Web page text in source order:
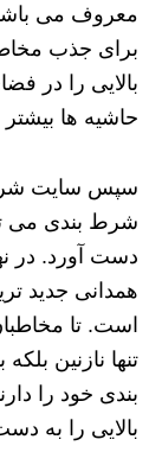
معروف می باشد
برای جذب
بالایی را در
حاشیه ها
سپس سایت شرط
شرط بندی می
دست آورد. در
همدانی جدید
است. تا
تنها نازنین
بندی خود را
بالایی را به